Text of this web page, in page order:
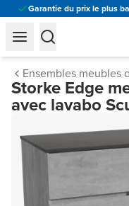
Garantie du prix le plus
Ensembles meubles
Storke Edge
avec lavabo